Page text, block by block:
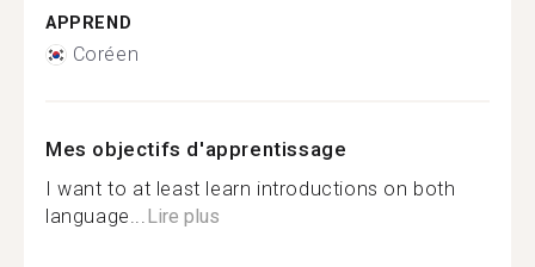
APPREND
Coréen
Mes objectifs d'apprentissage
I want to at least learn introductions on both
language...Lire plus